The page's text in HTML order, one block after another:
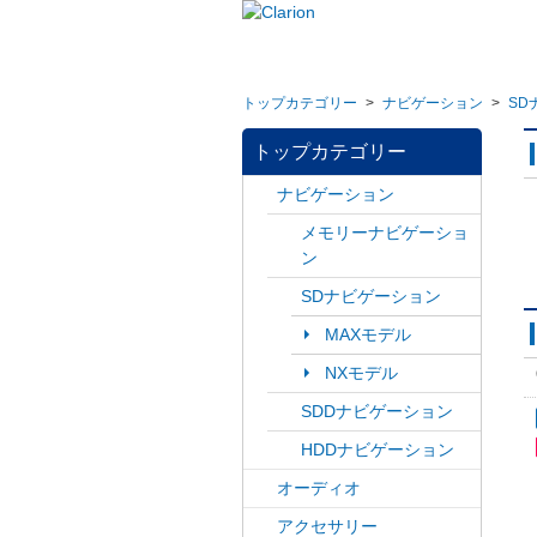
トップカテゴリー > ナビゲーション > SD
トップカテゴリー
ナビゲーション
メモリーナビゲーショ
ン
SDナビゲーション
MAXモデル
NXモデル
SDDナビゲーション
HDDナビゲーション
オーディオ
アクセサリー